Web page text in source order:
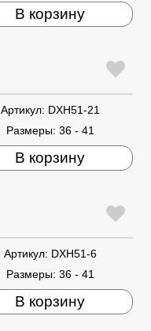
В корзину
Артикул: DXH51-21
Размеры: 36 - 41
В корзину
Артикул: DXH51-6
Размеры: 36 - 41
В корзину